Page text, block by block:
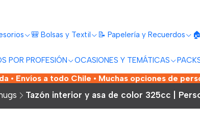
🎒 Bolsas y Textil 📝 Papelería y Recuerdos
POR PROFESIÓN OCASIONES Y TEMÁTICAS
• Envíos a todo Chile • Muchas opciones de
Tazón interior y asa de color 325cc |